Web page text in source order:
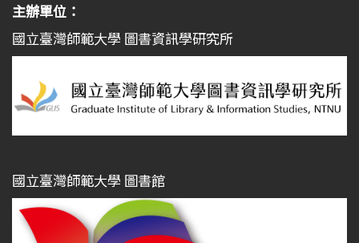
主辦單位：
國立臺灣師範大學 圖書資訊學研究所
國立臺灣師範大學 圖書館